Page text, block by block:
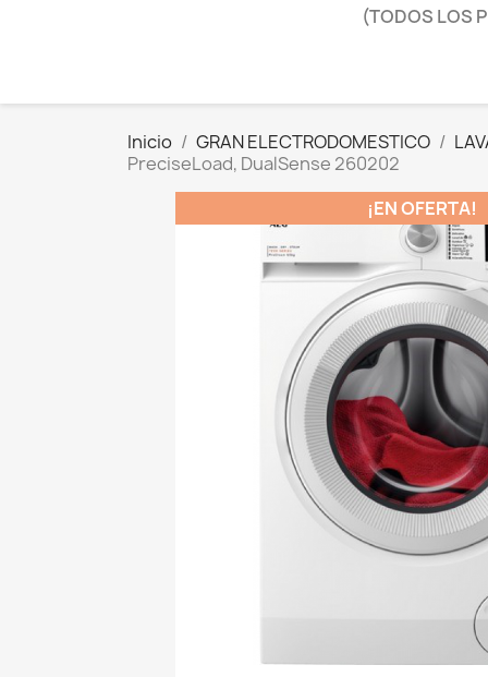
(TODOS LOS
Inicio GRAN ELECTRODOMESTICO
PreciseLoad, DualSense 260202
¡EN OFERTA!